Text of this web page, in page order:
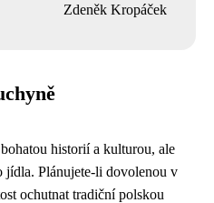
Zdeněk Kropáček
historií a kulturou, ale
Plánujete-li dovolenou v
ochutnat tradiční polskou